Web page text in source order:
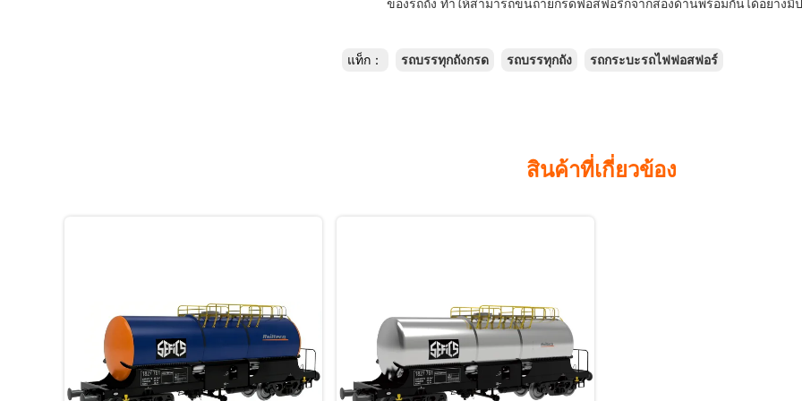
ของรถถัง ทำให้สามารถขนถ่ายกรดฟอสฟอริกจากสองด้านพร้อมกันได้อย่างมี
แท็ก： รถบรรทุกถังกรด รถบรรทุกถัง รถกระบะรถไฟฟอสฟอร์
สินค้าที่เกี่ยวข้อง